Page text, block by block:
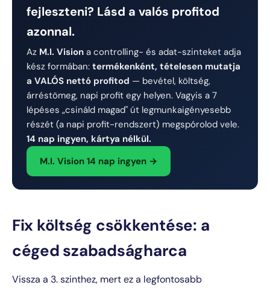
fejleszteni? Lásd a valós profitod
azonnal.
Az M.I. Vision a controlling- és adat-szinteket adja
kész formában: termékenként, tételesen mutatja
a VALÓS nettó profitod — bevétel, költség,
árréstömeg, napi profit egy helyen. Vagyis a 7
lépéses „csináld magad" út legmunkaigényesebb
részét (a napi profit-rendszert) megspórolod vele.
14 nap ingyen, kártya nélkül.
M.I. Vision 14 nap ingyen →
Fix költség csökkentése: a
céged szabadságharca
Vissza a 3. szinthez, mert ez a legfontosabb